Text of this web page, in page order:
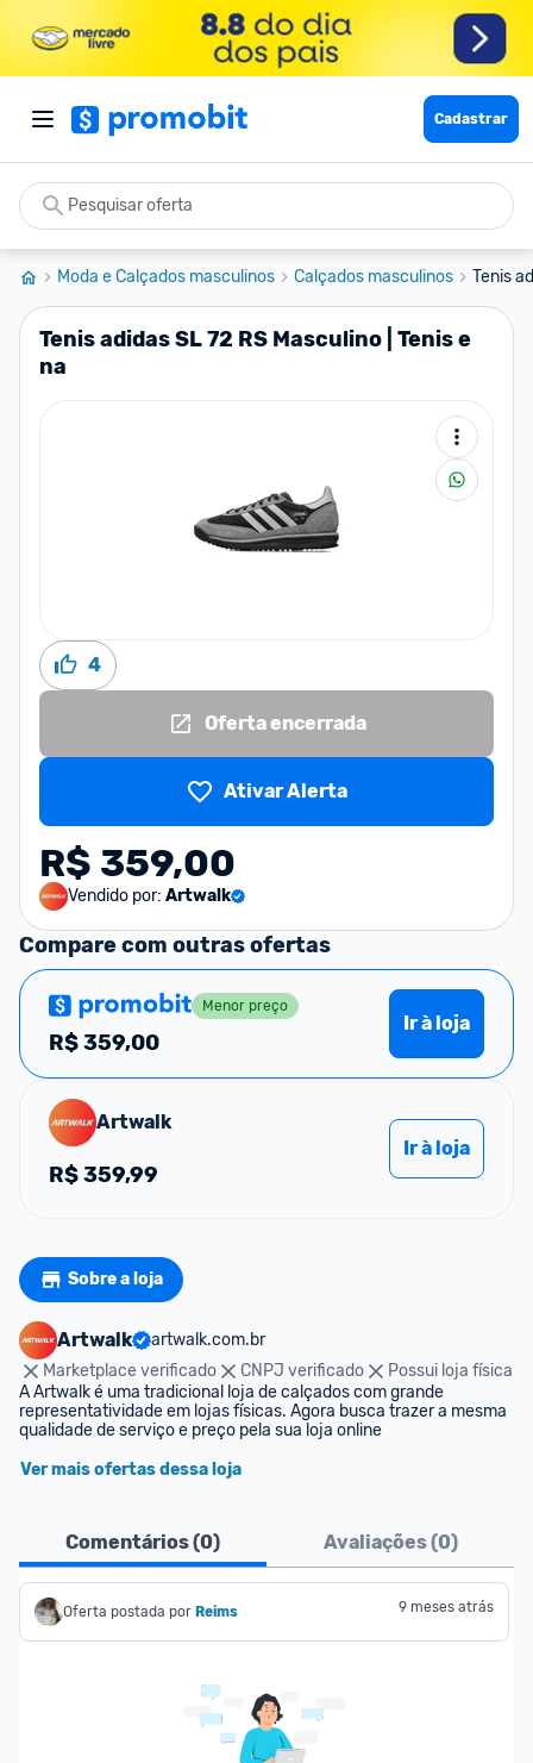
Cadastrar
Moda e Calçados masculinos Calçados masculinos Tenis
Tenis adidas SL 72 RS Masculino | Tenis e
na
4
Oferta encerrada
Ativar Alerta
R$ 359,00
Vendido por: Artwalk
Compare com outras ofertas
Menor preço
R$359,00
Ir à loja
Artwalk
R$359,99
Ir à loja
Sobre a loja
Artwalk
artwalk.com.br
Marketplace verificado
CNPJ verificado
Possui loja física
A Artwalk é uma tradicional loja de calçados com grande
representatividade em lojas físicas. Agora busca trazer a mesma
qualidade de serviço e preço pela sua loja online
Ver mais ofertas dessa loja
Comentários (0) Avaliações (0)
Oferta postada por Reims 9 meses atrás